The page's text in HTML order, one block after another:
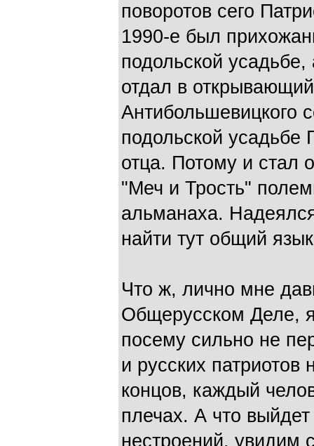
поворотов сего
1990-е был
подольской усадьбе,
отдал в
Антибольшевицкого
подольской усадьбе
отца. Потому и стал
"Меч и Трость"
альманаха.
найти тут общий
Что ж, лично мне
Общерусском Деле,
посему сильно не
и русских патриотов
концов, каждый
плечах. А что
нестроений, увидим